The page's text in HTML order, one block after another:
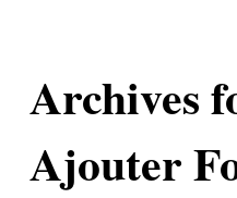
Archives
Ajouter